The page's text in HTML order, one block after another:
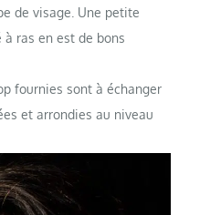
de visage. Une petite
à ras en est de bons
fournies sont à échanger
et arrondies au niveau